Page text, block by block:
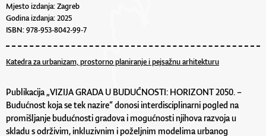
Mjesto izdanja: Zagreb
Godina izdanja: 2025
ISBN: 978-953-8042-99-7
Katedra za urbanizam, prostorno planiranje i pejsažnu arhitekturu
Publikacija „VIZIJA GRADA U BUDUĆNOSTI: HORIZONT 2050. –
Budućnost koja se tek nazire“ donosi interdisciplinarni pogled na
promišljanje budućnosti gradova i mogućnosti njihova razvoja u
skladu s održivim, inkluzivnim i poželjnim modelima urbanog